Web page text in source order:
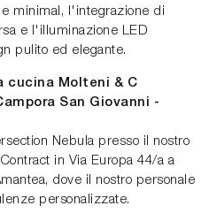
minimal, l'integrazione di
e l'illuminazione LED
pulito ed elegante.
cucina Molteni & C
San Giovanni -
Nebula presso il nostro
in Via Europa 44/a a
dove il nostro personale
personalizzate.